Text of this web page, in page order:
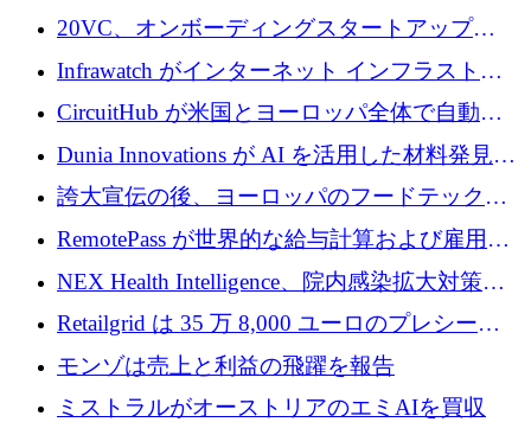
イン コンピューター インターフェイスのため
に 750 万ドルを調達
20VC、オンボーディングスタートアップ
Prelude へのシリーズ A 投資で 2,000 万ドルを
Infrawatch がインターネット インフラストラ
クチャ インテリジェンス向けに 300 万ドルの
プレシードを確保
CircuitHub が米国とヨーロッパ全体で自動電
子機器製造を拡大するために 2,800 万ドルを
Dunia Innovations が AI を活用した材料発見を
産業化するために 2 億 8,000 万ユーロのベル
リン GigaLab を発表
誇大宣伝の後、ヨーロッパのフードテックセ
クターはファンダメンタルズを中心に再構築
RemotePass が世界的な給与計算および雇用プ
ラットフォームを拡大するために 1,740 万ド
NEX Health Intelligence、院内感染拡大対策に
100万ユーロを確保
Retailgrid は 35 万 8,000 ユーロのプレシード
ラウンドで小売業のスプレッドシートをター
ゲットにしています
モンゾは売上と利益の飛躍を報告
ミストラルがオーストリアのエミAIを買収